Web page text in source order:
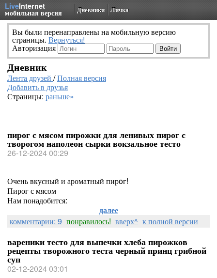
LiveInternet
мобильная версия Дневники Личка
Вы были перенаправлены на мобильную версию
страницы. Вернуться!
Авторизация
Дневник
Лента друзей /Полная версия
Добавить в друзья
Страницы: раньше»
пирог с мясом пирожки для ленивых пирог с
творогом наполеон сырки вокзальное тесто
26-12-2024 00:29
Очень вкусный и ароматный пирoг!
Пирог с мясом
Нам понадобится:
далее
комментарии: 9 понравилось! вверх^ к полной версии
вареники тесто для выпечки хлеба пирожков
рецепты творожного теста черный принц грибной
суп
02-12-2024 03:01